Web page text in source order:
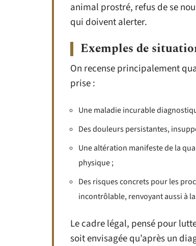
animal prostré, refus de se
qui doivent alerter.
Exemples de
On recense principalement
prise :
Une maladie incurable
Des douleurs persistantes,
Une altération manifeste de la
physique ;
Des risques concrets pour les
incontrôlable, renvoyant aussi à
Le cadre légal, pensé pour
soit envisagée qu’après un